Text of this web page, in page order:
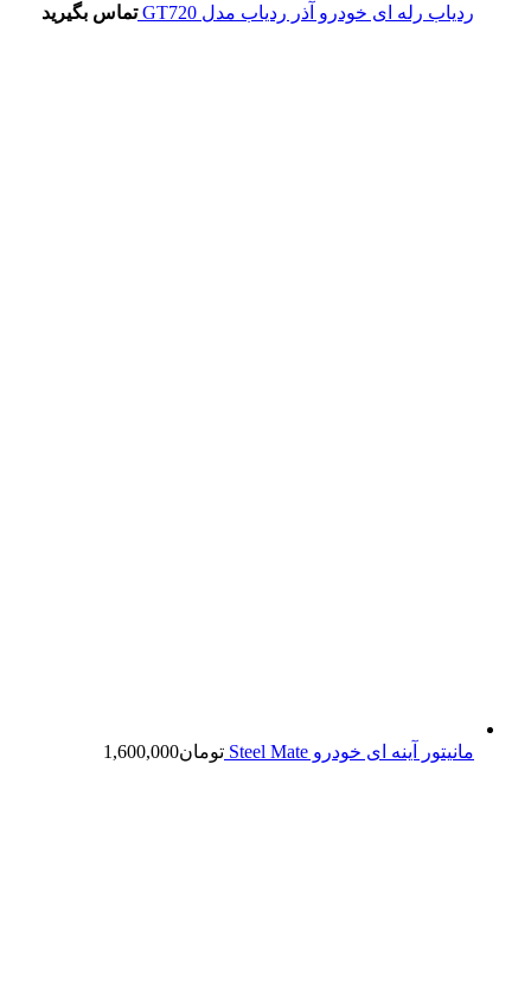
ردیاب رله ای خودرو آذر ردیاب مدل GT720 تماس بگیرید
مانیتور آینه ای خودرو Steel Mate تومان1,600,000